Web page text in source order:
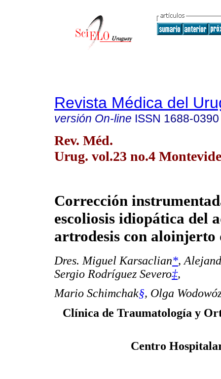
Revista Médica del
versión On-line ISSN 1688-0390
Rev. Méd.
Urug. vol.23 no.4
Corrección
escoliosis idiopática del
artrodesis con aloinjerto
Dres. Miguel Karsaclian*,
Sergio Rodríguez Severo‡,
Mario Schimchak§, Olga
Clínica de Traumatología y
Centro